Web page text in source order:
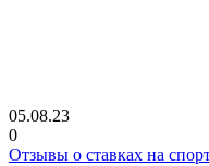
05.08.23
0
Отзывы о ставках на